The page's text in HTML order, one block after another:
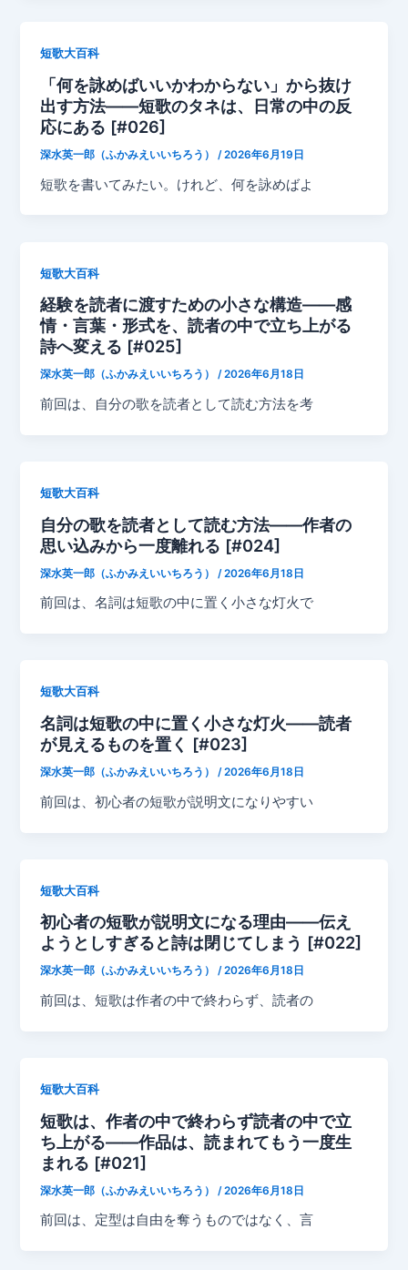
短歌大百科
「何を詠めばいいかわからない」から抜け
出す方法——短歌のタネは、日常の中の反
応にある [#026]
深水英一郎（ふかみえいいちろう） /2026年6月19日
短歌を書いてみたい。けれど、何を詠めばよ
短歌大百科
経験を読者に渡すための小さな構造——感
情・言葉・形式を、読者の中で立ち上がる
詩へ変える [#025]
深水英一郎（ふかみえいいちろう）/2026年6月18日
前回は、自分の歌を読者として読む方法を考
短歌大百科
自分の歌を読者として読む方法——作者の
思い込みから一度離れる [#024]
深水英一郎（ふかみえいいちろう） /2026年6月18日
前回は、名詞は短歌の中に置く小さな灯火で
短歌大百科
名詞は短歌の中に置く小さな灯火——読者
が見えるものを置く [#023]
深水英一郎（ふかみえいいちろう）/2026年6月18日
前回は、初心者の短歌が説明文になりやすい
短歌大百科
初心者の短歌が説明文になる理由——伝え
ようとしすぎると詩は閉じてしまう [#022]
深水英一郎（ふかみえいいちろう）/2026年6月18日
前回は、短歌は作者の中で終わらず、読者の
短歌大百科
短歌は、作者の中で終わらず読者の中で立
ち上がる——作品は、読まれてもう一度生
まれる [#021]
深水英一郎（ふかみえいいちろう） /2026年6月18日
前回は、定型は自由を奪うものではなく、言